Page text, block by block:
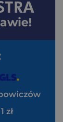
zł